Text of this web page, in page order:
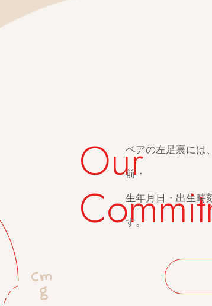
Our職人は、お客様の
めます。
その工程は、ミシ
自社工房だからで